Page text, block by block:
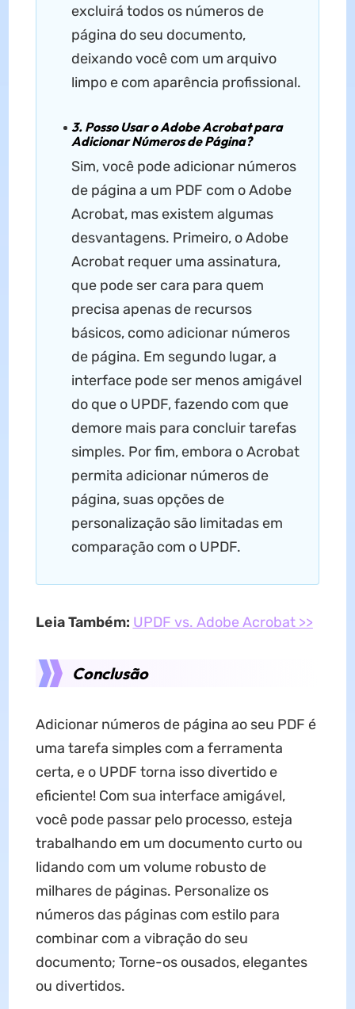
excluirá todos os números de
página do seu documento,
deixando você com um arquivo
limpo e com aparência profissional.
3. Posso Usar o Adobe Acrobat para
Adicionar Números de Página?
Sim, você pode adicionar números
de página a um PDF com o Adobe
Acrobat, mas existem algumas
desvantagens. Primeiro, o Adobe
Acrobat requer uma assinatura,
que pode ser cara para quem
precisa apenas de recursos
básicos, como adicionar números
de página. Em segundo lugar, a
interface pode ser menos amigável
do que o UPDF, fazendo com que
demore mais para concluir tarefas
simples. Por fim, embora o Acrobat
permita adicionar números de
página, suas opções de
personalização são limitadas em
comparação com o UPDF.
Leia Também: UPDF vs. Adobe Acrobat >>
Conclusão
Adicionar números de página ao seu PDF é
uma tarefa simples com a ferramenta
certa, e o UPDF torna isso divertido e
eficiente! Com sua interface amigável,
você pode passar pelo processo, esteja
trabalhando em um documento curto ou
lidando com um volume robusto de
milhares de páginas. Personalize os
números das páginas com estilo para
combinar com a vibração do seu
documento; Torne-os ousados, elegantes
ou divertidos.